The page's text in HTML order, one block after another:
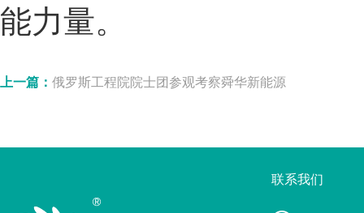
能力量。
上一篇： 俄罗斯工程院院士团参观考察舜华新能源
联系我们